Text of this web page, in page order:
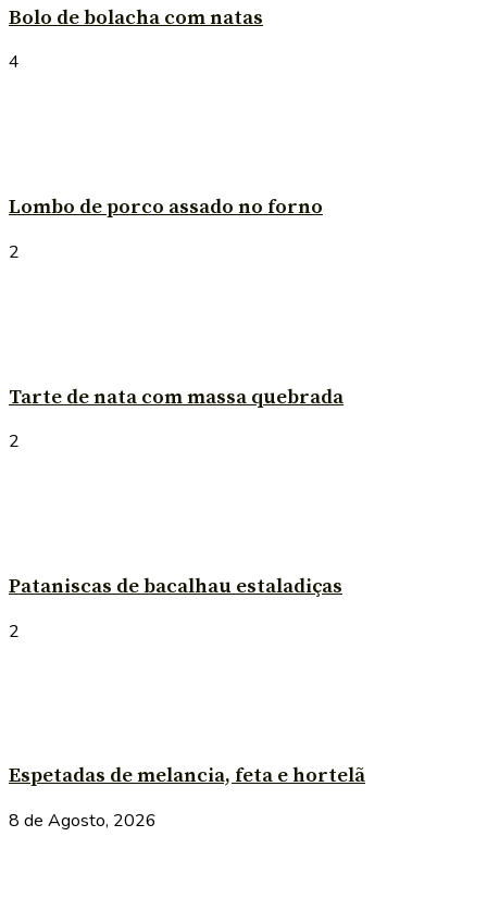
Bolo de bolacha com natas
4
Lombo de porco assado no forno
2
Tarte de nata com massa quebrada
2
Pataniscas de bacalhau estaladiças
2
Espetadas de melancia, feta e hortelã
8 de Agosto, 2026